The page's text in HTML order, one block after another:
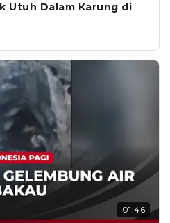
Utuh Dalam Karung di
01:46